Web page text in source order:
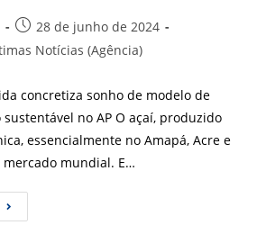
Post
publicado:
28 de junho de 2024
Notícias (Agência)
concretiza sonho de modelo de
no AP O açaí, produzido
essencialmente no Amapá, Acre e
mercado mundial. E…
“Vinho